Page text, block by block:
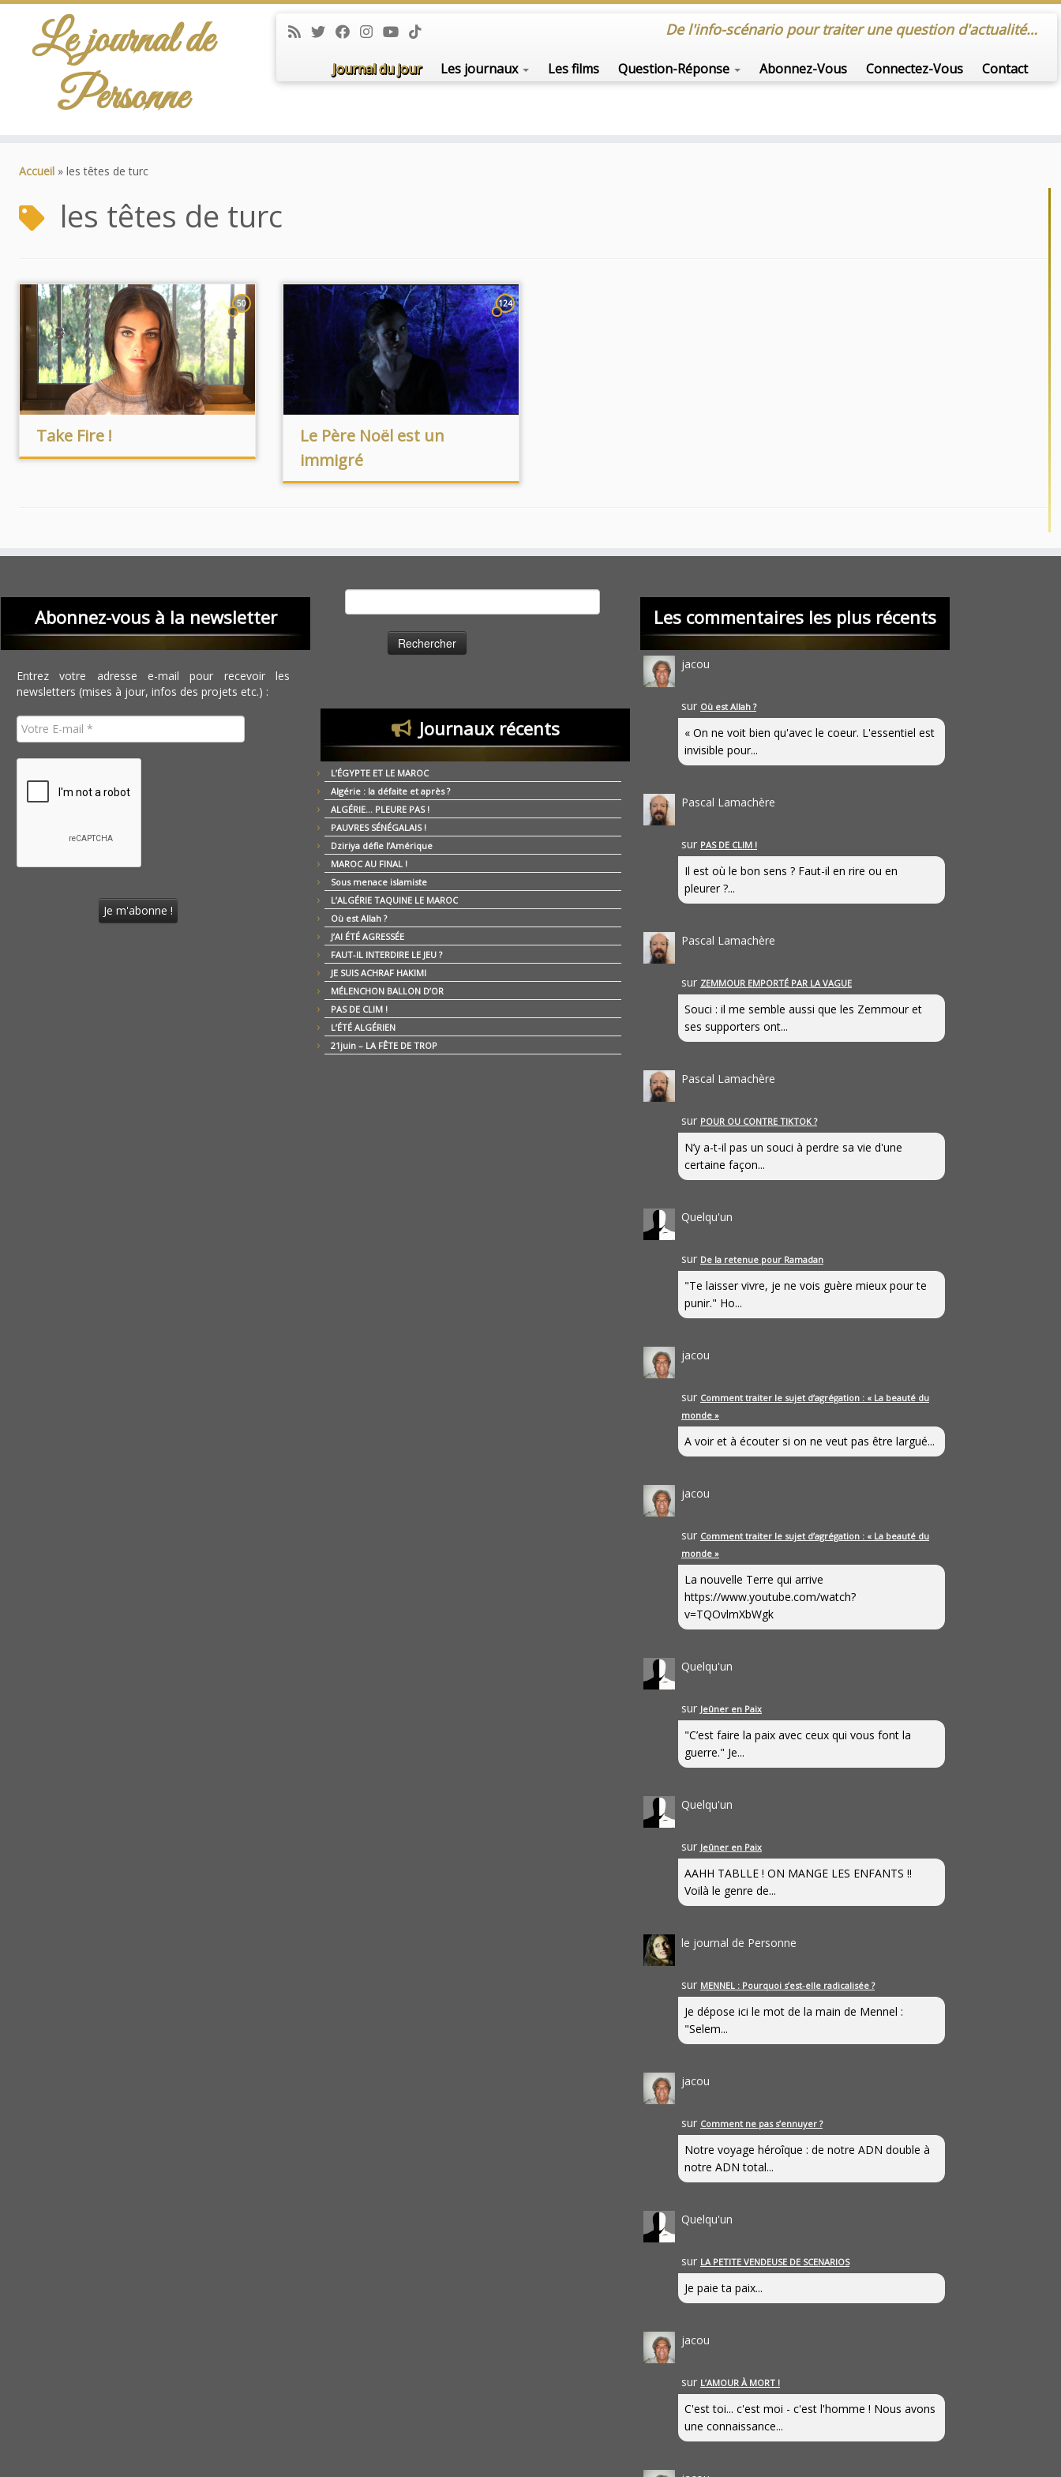
Le journal de
Personne
De l'info-scénario pour traiter une question d'actualité…
Journal du jour Les journaux Les films Question-Réponse Abonnez-Vous Connectez-Vous Contact
Accueil » les têtes de turc
les têtes de turc
50
Take Fire !
124
Le Père Noël est un
immigré
Abonnez-vous à la newsletter
Entrez votre adresse e-mail pour recevoir les
newsletters (mises à jour, infos des projets etc.) :
Journaux récents
L’ÉGYPTE ET LE MAROC
Algérie : la défaite et après ?
ALGÉRIE… PLEURE PAS !
PAUVRES SÉNÉGALAIS !
Dziriya défie l’Amérique
MAROC AU FINAL !
Sous menace islamiste
L’ALGÉRIE TAQUINE LE MAROC
Où est Allah ?
J’AI ÉTÉ AGRESSÉE
FAUT-IL INTERDIRE LE JEU ?
JE SUIS ACHRAF HAKIMI
MÉLENCHON BALLON D’OR
PAS DE CLIM !
L’ÉTÉ ALGÉRIEN
21juin – LA FÊTE DE TROP
Les commentaires les plus récents
jacou
sur Où est Allah ?
« On ne voit bien qu'avec le coeur. L'essentiel est
invisible pour...
Pascal Lamachère
sur PAS DE CLIM !
Il est où le bon sens ? Faut-il en rire ou en
pleurer ?...
Pascal Lamachère
sur ZEMMOUR EMPORTÉ PAR LA VAGUE
Souci : il me semble aussi que les Zemmour et
ses supporters ont...
Pascal Lamachère
sur POUR OU CONTRE TIKTOK ?
N’y a-t-il pas un souci à perdre sa vie d'une
certaine façon...
Quelqu'un
sur De la retenue pour Ramadan
"Te laisser vivre, je ne vois guère mieux pour te
punir." Ho...
jacou
sur Comment traiter le sujet d’agrégation : « La beauté du
monde »
A voir et à écouter si on ne veut pas être largué...
jacou
sur Comment traiter le sujet d’agrégation : « La beauté du
monde »
La nouvelle Terre qui arrive
https://www.youtube.com/watch?
v=TQOvlmXbWgk
Quelqu'un
sur Jeûner en Paix
"C’est faire la paix avec ceux qui vous font la
guerre." Je...
Quelqu'un
sur Jeûner en Paix
AAHH TABLLE ! ON MANGE LES ENFANTS !!
Voilà le genre de...
le journal de Personne
sur MENNEL : Pourquoi s’est-elle radicalisée ?
Je dépose ici le mot de la main de Mennel :
"Selem...
jacou
sur Comment ne pas s’ennuyer ?
Notre voyage héroîque : de notre ADN double à
notre ADN total...
Quelqu'un
sur LA PETITE VENDEUSE DE SCENARIOS
Je paie ta paix...
jacou
sur L’AMOUR À MORT !
C'est toi... c'est moi - c'est l'homme ! Nous avons
une connaissance...